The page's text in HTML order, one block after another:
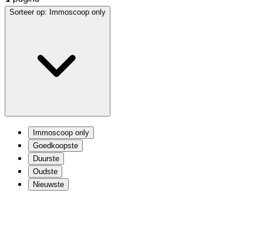
Sorteer op: Immoscoop only
Immoscoop only
Goedkoopste
Duurste
Oudste
Nieuwste